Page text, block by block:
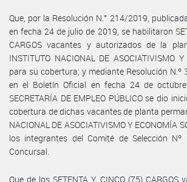
Que, por la Resolución N.° 214/2019,
en fecha 24 de julio de 2019, se habilitaron
CARGOS vacantes y autorizados de la
INSTITUTO NACIONAL DE ASOCIATIVISMO Y
para su cobertura; y mediante Resolución N.º
en el Boletín Oficial en fecha 24 de
SECRETARÍA DE EMPLEO PÚBLICO se dio
cobertura de dichas vacantes de planta
NACIONAL DE ASOCIATIVISMO Y ECONOMÍA
los integrantes del Comité de Selección
Concursal.
Que de los SETENTA Y CINCO (75) CARGOS